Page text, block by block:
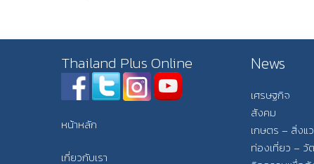
Thailand Plus Online
หน้าหลัก
เกี่ยวกับเรา
News
เศรษฐกิจ
สังคม
เกษตร – สิ่งแ
ท่องเที่ยว –